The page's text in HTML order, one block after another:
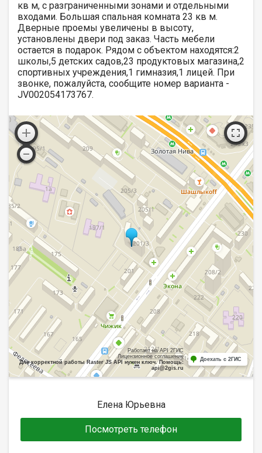
кв м, с разграниченными зонами и отдельными
входами. Большая спальная комната 23 кв м.
Дверные проемы увеличены в высоту,
установлены двери под заказ. Часть мебели
остается в подарок. Рядом с объектом находятся:2
школы,5 детских садов,23 продуктовых магазина,2
спортивных учреждения,1 гимназия,1 лицей. При
звонке, пожалуйста, сообщите номер варианта -
JV002054173767.
Работает на API 2ГИС
Лицензионное соглашение
Для корректной работы Raster JS API нужен ключ. Помощь:
api@2gis.ru
Доехать с 2ГИС
Елена Юрьевна
Посмотреть телефон